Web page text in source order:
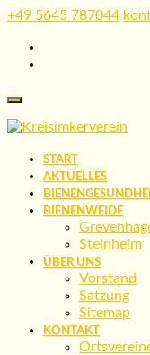
Skip
content
+49 5645 787044
START
AKTUELLES
BIENENWEIDE
Steinheim
ÜBER UNS
Vorstand
Satzung
Sitemap
KONTAKT